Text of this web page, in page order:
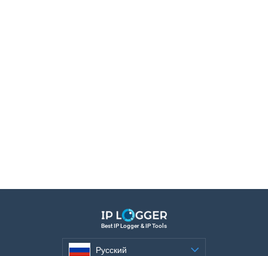
Best IP Logger & IP Tools
Русский